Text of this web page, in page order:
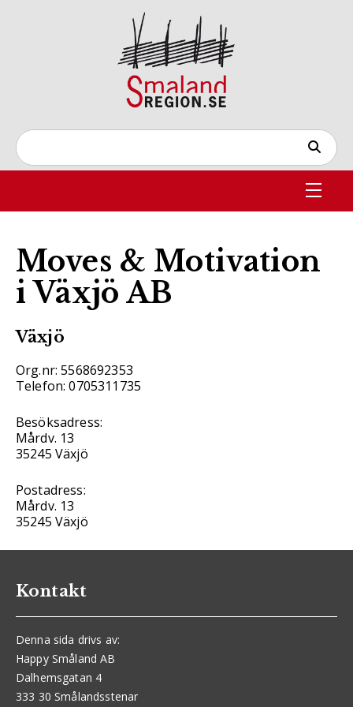
Moves & Motivation
i Växjö AB
Växjö
Org.nr: 5568692353
Telefon: 0705311735
Besöksadress:
Mårdv. 13
35245 Växjö
Postadress:
Mårdv. 13
35245 Växjö
Kontakt
Denna sida drivs av:
Happy Småland AB
Dalhemsgatan 4
333 30 Smålandsstenar